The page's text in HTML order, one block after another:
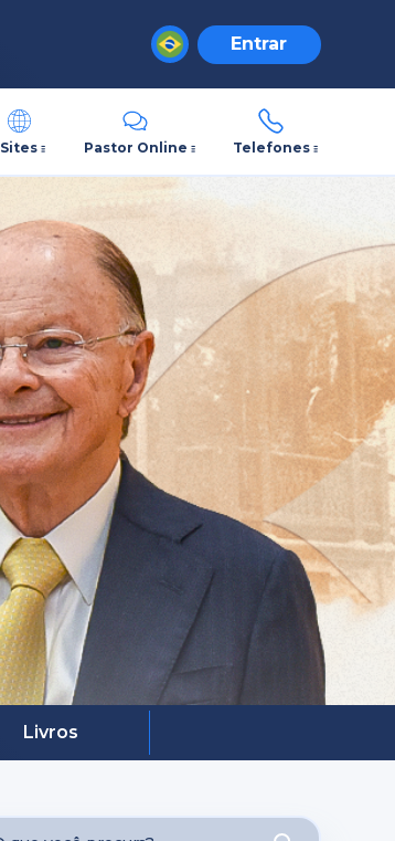
Entrar
Sites Pastor Online Telefones
Livros